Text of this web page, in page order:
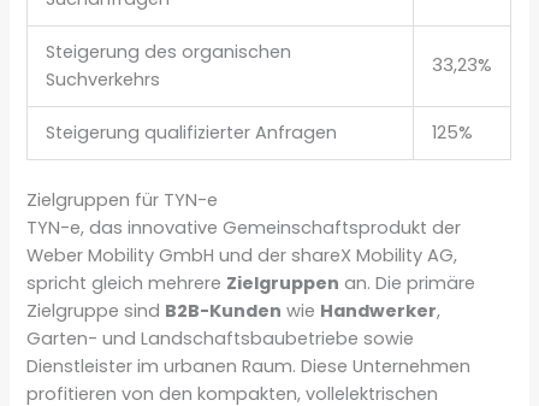
Steigerung des organischen
Suchverkehrs
33,23%
Steigerung qualifizierter Anfragen 125%
Zielgruppen für TYN-e
TYN-e, das innovative Gemeinschaftsprodukt der
Weber Mobility GmbH und der shareX Mobility AG,
spricht gleich mehrere Zielgruppen an. Die primäre
Zielgruppe sind B2B-Kunden wie Handwerker,
Garten- und Landschaftsbaubetriebe sowie
Dienstleister im urbanen Raum. Diese Unternehmen
profitieren von den kompakten, vollelektrischen